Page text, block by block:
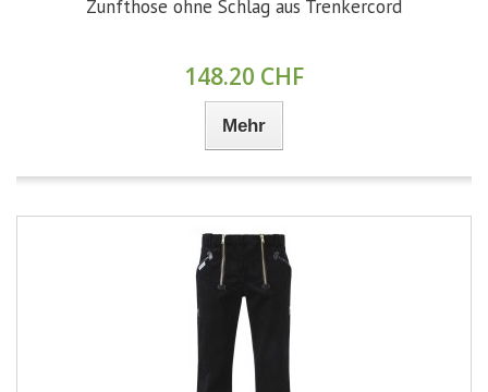
Zunfthose ohne Schlag aus Trenkercord
148.20 CHF
Mehr